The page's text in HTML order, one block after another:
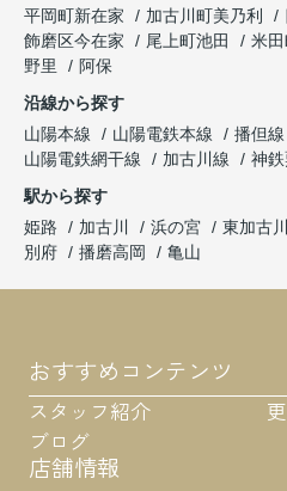
平岡町新在家
加古川町美乃利
飾磨区今在家
尾上町池田 米田
野里
阿保
沿線から探す
山陽本線
山陽電鉄本線 播但線
山陽電鉄網干線
加古川線 神
駅から探す
姫路
加古川 浜の宮 東加古川
別府
播磨高岡 亀山
おすすめコンテンツ
スタッフ紹介
ブログ
店舗情報